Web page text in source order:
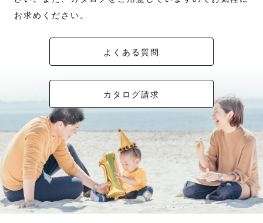
お求めください。
よくある質問
カタログ請求